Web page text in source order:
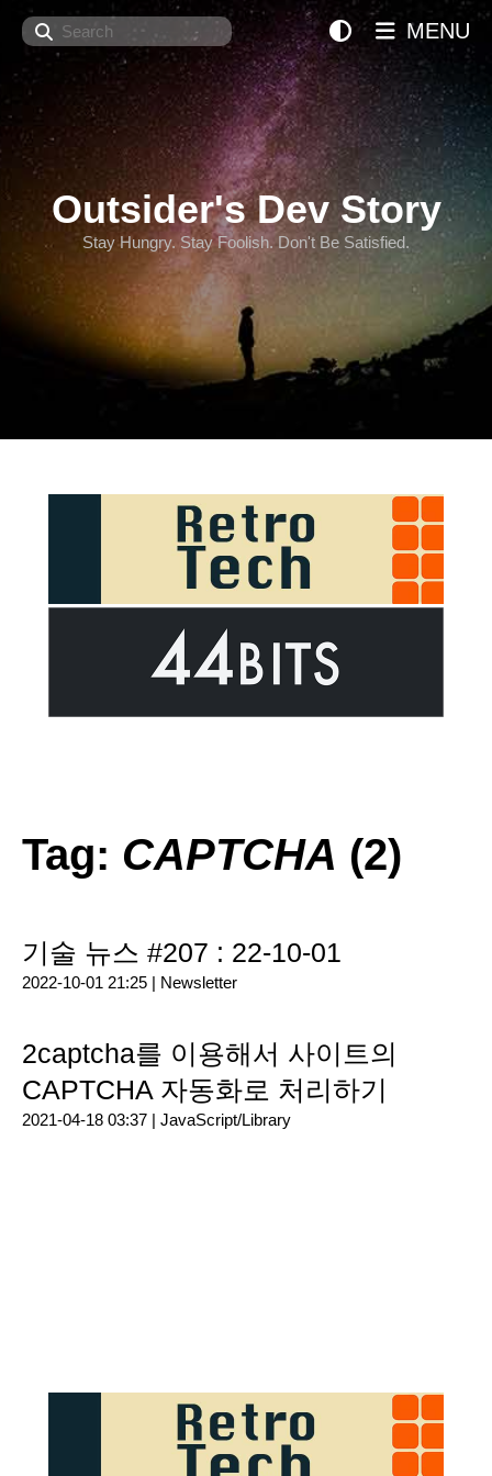
Search
Outsider's Dev Story
Stay Hungry. Stay Foolish. Don't Be Satisfied.
MENU
Tag: CAPTCHA (2)
기술 뉴스 #207 : 22-10-01
2022-10-01 21:25 | Newsletter
2captcha를 이용해서 사이트의
CAPTCHA 자동화로 처리하기
2021-04-18 03:37 | JavaScript/Library